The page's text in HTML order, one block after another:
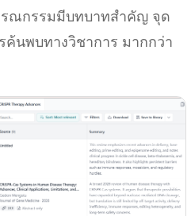
ณกรรมมีบทบาทสำคัญ จุด
ค้นพบทางวิชาการ มากกว่า